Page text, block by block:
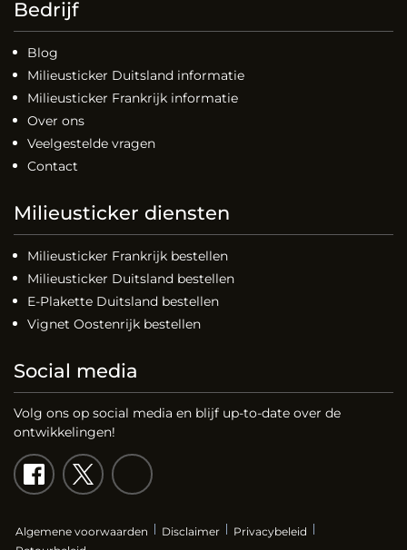
Bedrijf
Blog
Milieusticker Duitsland informatie
Milieusticker Frankrijk informatie
Over ons
Veelgestelde vragen
Contact
Milieusticker diensten
Milieusticker Frankrijk bestellen
Milieusticker Duitsland bestellen
E-Plakette Duitsland bestellen
Vignet Oostenrijk bestellen
Social media
Volg ons op social media en blijf up-to-date over de
ontwikkelingen!
Algemene voorwaarden Disclaimer
Privacybeleid